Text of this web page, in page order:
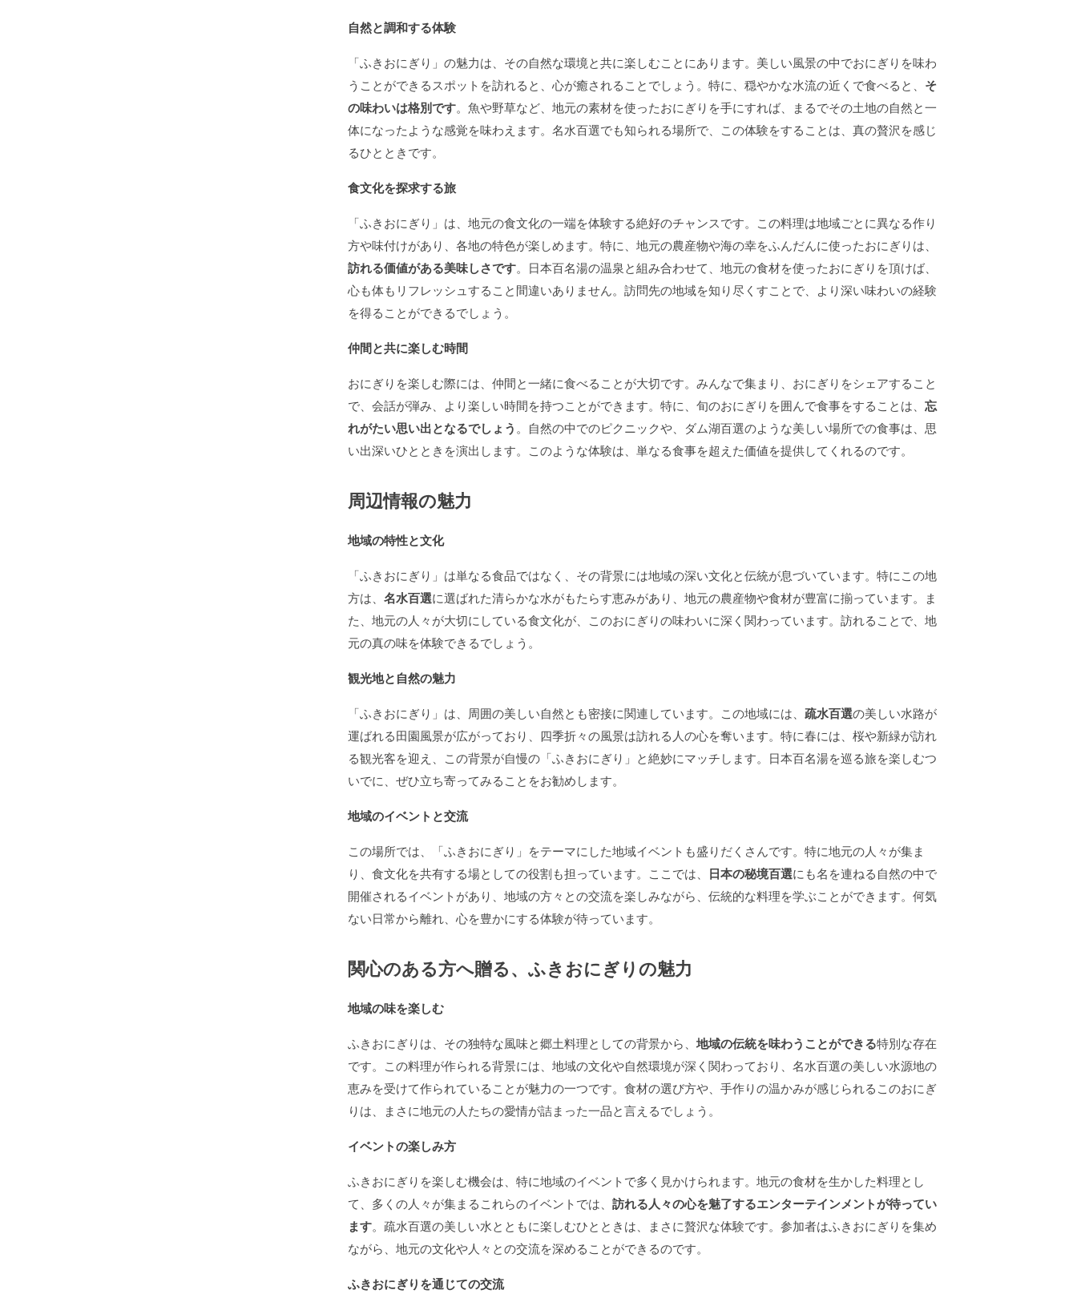
自然と調和する体験
「ふきおにぎり」の魅力は、その自然な環境と共に楽しむことにあります。美しい風景の中でおにぎりを味わ
うことができるスポットを訪れると、心が癒されることでしょう。特に、穏やかな水流の近くで食べると、 そ
の味わいは格別です。魚や野草など、地元の素材を使ったおにぎりを手にすれば、まるでその土地の自然と一
体になったような感覚を味わえます。名水百選でも知られる場所で、この体験をすることは、真の贅沢を感じ
るひとときです。
食文化を探求する旅
「ふきおにぎり」は、地元の食文化の一端を体験する絶好のチャンスです。この料理は地域ごとに異なる作り
方や味付けがあり、各地の特色が楽しめます。特に、地元の農産物や海の幸をふんだんに使ったおにぎりは、
訪れる価値がある美味しさです。日本百名湯の温泉と組み合わせて、地元の食材を使ったおにぎりを頂けば、
心も体もリフレッシュすること間違いありません。訪問先の地域を知り尽くすことで、より深い味わいの経験
を得ることができるでしょう。
仲間と共に楽しむ時間
おにぎりを楽しむ際には、仲間と一緒に食べることが大切です。みんなで集まり、おにぎりをシェアすること
で、会話が弾み、より楽しい時間を持つことができます。特に、旬のおにぎりを囲んで食事をすることは、 忘
れがたい思い出となるでしょう 。自然の中でのピクニックや、ダム湖百選のような美しい場所での食事は、思
い出深いひとときを演出します。このような体験は、単なる食事を超えた価値を提供してくれるのです。
周辺情報の魅力
地域の特性と文化
「ふきおにぎり」は単なる食品ではなく、その背景には地域の深い文化と伝統が息づいています。特にこの地
方は、 名水百選に選ばれた清らかな水がもたらす恵みがあり、地元の農産物や食材が豊富に揃っています。ま
た、地元の人々が大切にしている食文化が、このおにぎりの味わいに深く関わっています。訪れることで、地
元の真の味を体験できるでしょう。
観光地と自然の魅力
「ふきおにぎり」は、周囲の美しい自然とも密接に関連しています。この地域には、 疏水百選の美しい水路が
運ばれる田園風景が広がっており、四季折々の風景は訪れる人の心を奪います。特に春には、桜や新緑が訪れ
る観光客を迎え、この背景が自慢の「ふきおにぎり」と絶妙にマッチします。日本百名湯を巡る旅を楽しむつ
いでに、ぜひ立ち寄ってみることをお勧めします。
地域のイベントと交流
この場所では、「ふきおにぎり」をテーマにした地域イベントも盛りだくさんです。特に地元の人々が集ま
り、食文化を共有する場としての役割も担っています。ここでは、
日本の秘境百選にも名を連ねる自然の中で
開催されるイベントがあり、地域の方々との交流を楽しみながら、伝統的な料理を学ぶことができます。何気
ない日常から離れ、心を豊かにする体験が待っています。
関心のある方へ贈る、ふきおにぎりの魅力
地域の味を楽しむ
ふきおにぎりは、その独特な風味と郷土料理としての背景から、 地域の伝統を味わうことができる特別な存在
です。この料理が作られる背景には、地域の文化や自然環境が深く関わっており、名水百選の美しい水源地の
恵みを受けて作られていることが魅力の一つです。食材の選び方や、手作りの温かみが感じられるこのおにぎ
りは、まさに地元の人たちの愛情が詰まった一品と言えるでしょう。
イベントの楽しみ方
ふきおにぎりを楽しむ機会は、特に地域のイベントで多く見かけられます。地元の食材を生かした料理とし
て、多くの人々が集まるこれらのイベントでは、 訪れる人々の心を魅了するエンターテインメントが待ってい
ます。疏水百選の美しい水とともに楽しむひとときは、まさに贅沢な体験です。参加者はふきおにぎりを集め
ながら、地元の文化や人々との交流を深めることができるのです。
ふきおにぎりを通じての交流